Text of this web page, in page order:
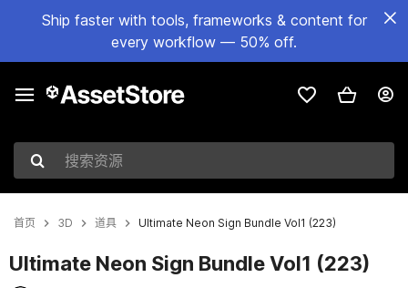
Ship faster with tools, frameworks & content for
every workflow — 50% off.
搜索资源
首页 3D 道具 Ultimate Neon Sign Bundle Vol1 (223)
Ultimate Neon Sign Bundle Vol1 (223)